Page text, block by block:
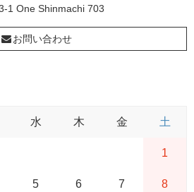
1 One Shinmachi 703
お問い合わせ
水 木 金 土
1
5 6 7 8